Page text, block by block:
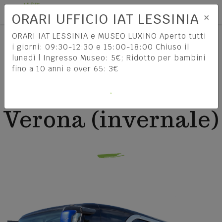
IT
La bella Verona
Cosa vedere e fare
Come arrivare
LESSINIA
ATV Linea
Stallavena -
Verona (invernale)
×
ORARI UFFICIO IAT LESSINIA
ORARI IAT LESSINIA e MUSEO LUXINO Aperto tutti
i giorni: 09:30-12:30 e 15:00-18:00 Chiuso il
lunedì | Ingresso Museo: 5€; Ridotto per bambini
fino a 10 anni e over 65: 3€